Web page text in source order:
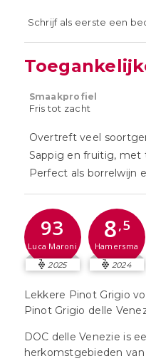
Schrijf als eerste een
Smaakprofiel
Fris tot zacht
Overtreft veel
Sappig en fruitig, met
Perfect als borrelwijn
93
Luca Maroni
2025
8,5
Hamersma
2024
Lekkere Pinot Grigio
Pinot Grigio delle
DOC delle Venezie is
herkomstgebieden